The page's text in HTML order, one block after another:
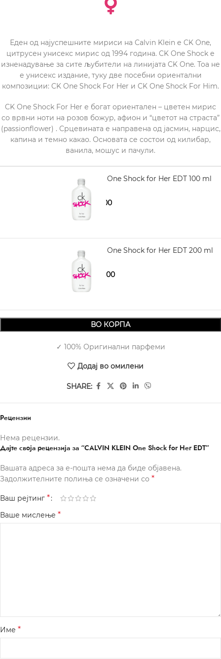
Еден од најуспешните мириси на Calvin Klein е CK One,
цитрусен унисекс мирис од 1994 година. CK One Shock е
изненадување за сите љубители на линијата CK One. Тоа не
е унисекс издание, туку две посебни ориентални
композиции: CK One Shock For Her и CK One Shock For Him.
CK One Shock For Her е богат ориентален – цветен мирис
со врвни ноти на розов божур, афион и “цветот на страста”
(passionflower) . Срцевината е направена од јасмин, нарцис,
капина и темно какао. Основата се состои од килибар,
ванила, мошус и пачули.
CALVIN KLEIN One Shock for Her EDT 100 ml
1.950,001.560,00
CALVIN KLEIN One Shock for Her EDT 200 ml
2.680,002.030,00
ВО КОРПА
✓ 100% Оригинални парфеми
Додај во омилени
SHARE:
Рецензии
Нема рецензии.
Дајте своја рецензија за “CALVIN KLEIN One Shock for Her EDT”
Вашата адреса за е-пошта нема да биде објавена.
Задолжителните полиња се означени со *
Ваш рејтинг *
Ваше мислење *
Име *